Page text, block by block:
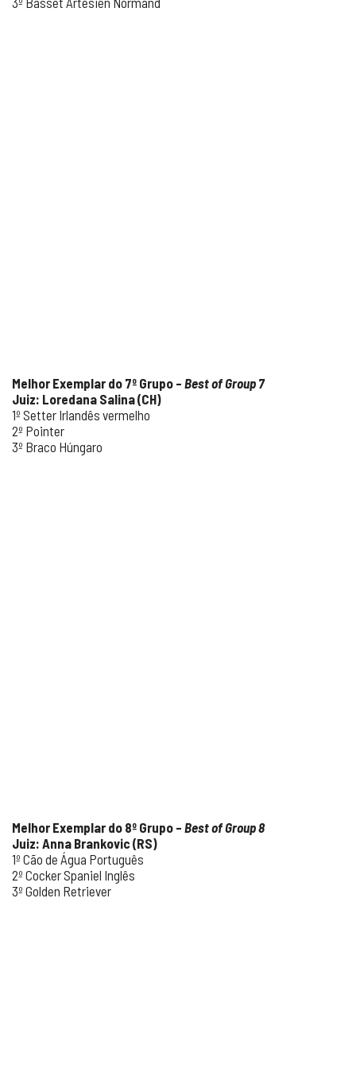
Melhor Exemplar do 7º Grupo – Best of Group 7
Juiz: Loredana Salina (CH)
1º Setter Irlandês vermelho
2º Pointer
3º Braco Húngaro
Melhor Exemplar do 8º Grupo – Best of Group 8
Juiz: Anna Brankovic (RS)
1º Cão de Água Português
2º Cocker Spaniel Inglês
3º Golden Retriever